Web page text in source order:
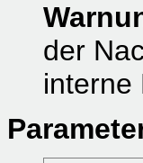
der
interne